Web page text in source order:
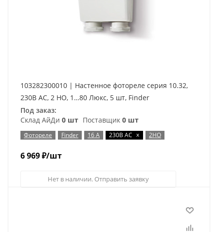
103282300010 | Настенное фотореле серия 10.32,
230В AC, 2 НО, 1…80 Люкс, 5 шт, Finder
Под заказ:
Склад АйДи 0 шт Поставщик 0 шт
Фотореле Finder 16 А 230В AC x 2НО
6 969₽/шт
Нет в наличии. Отправить заявку